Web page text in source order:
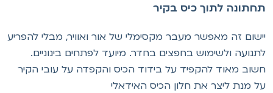
לתוך כיס בקיר
זה מאפשר מעבר מקסימלי של אור ואוויר, מבלי להפריע
ולשימוש בחפצים בחדר. מיועד לפתחים בינוניים.
מאוד להקפיד על בידוד הכיס והקפדה על עובי הקיר
מנת ליצר את חלון הכיס האידאלי